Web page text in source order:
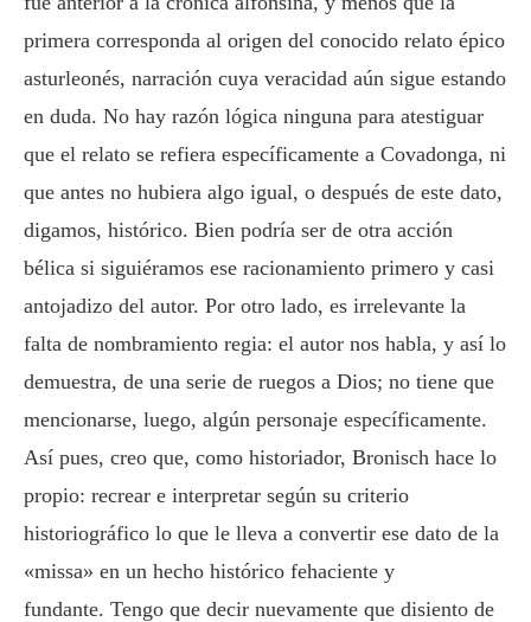
primera corresponda al origen del conocido relato épico
asturleonés, narración cuya veracidad aún sigue estando
en duda. No hay razón lógica ninguna para atestiguar
que el relato se refiera específicamente a Covadonga, ni
que antes no hubiera algo igual, o después de este dato,
digamos, histórico. Bien podría ser de otra acción
bélica si siguiéramos ese racionamiento primero y casi
antojadizo del autor. Por otro lado, es irrelevante la
falta de nombramiento regia: el autor nos habla, y así lo
demuestra, de una serie de ruegos a Dios; no tiene que
mencionarse, luego, algún personaje específicamente.
Así pues, creo que, como historiador, Bronisch hace lo
propio: recrear e interpretar según su criterio
historiográfico lo que le lleva a convertir ese dato de la
«missa» en un hecho histórico fehaciente y
fundante. Tengo que decir nuevamente que disiento de